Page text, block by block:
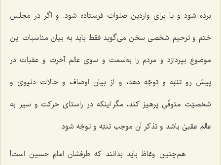
برده شود و یا برای واردین صلوات فرستاده شود. و اگر در مجلس
ختم و ترحیم شخصی سخن می‌گوید فقط باید به بیان مناسبات این
موضوع بپردازد و مردم را به‌سمت و سوی عالم آخرت و عقبات در
پیش رو تنبّه و توجّه دهد، و از بیان اوصاف و حالات دنیوی و
شخصیّت متوفّی پرهیز کند، مگر اینکه در راستای حرکت و سیر به
عالم عقبیٰ باشد و تذکر آن موجب تنبّه و توجّه شود.
هم‌چنین وعّاظ باید بدانند که طرفشان امام حسین است!